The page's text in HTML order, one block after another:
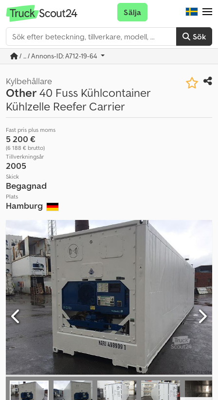
Sök
Sälja
/ ... / Annons-ID: A712-19-64
Kylbehållare
Other40 Fuss Kühlcontainer
Kühlzelle Reefer Carrier
Fast pris plus moms
5 200 €
(6 188 € brutto)
Tillverkningsår
2005
Skick
Begagnad
Plats
Hamburg